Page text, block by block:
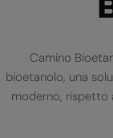
Camino
bioetanolo, una
moderno, rispetto